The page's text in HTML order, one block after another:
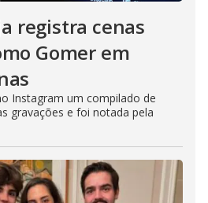
registra cenas
Gomer em
Instagram um compilado de
gravações e foi notada pela